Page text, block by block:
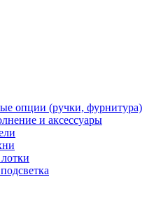
опции (ручки, фурнитура)
и аксессуары